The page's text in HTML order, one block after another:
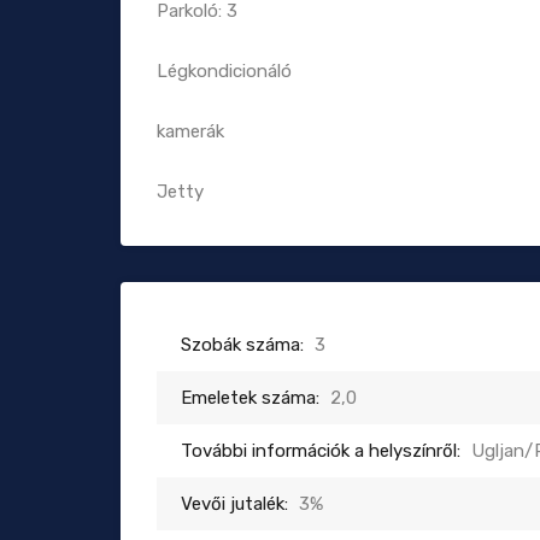
Parkoló: 3
Légkondicionáló
kamerák
Jetty
Szobák száma: 3
Emeletek száma: 2,0
További információk a helyszínről: Ugljan/
Vevői jutalék: 3%